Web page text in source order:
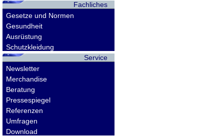
Fachliches
Gesetze und Normen
Gesundheit
Ausrüstung
Schutzkleidung
Service
Newsletter
Merchandise
Beratung
Pressespiegel
Referenzen
Umfragen
Download